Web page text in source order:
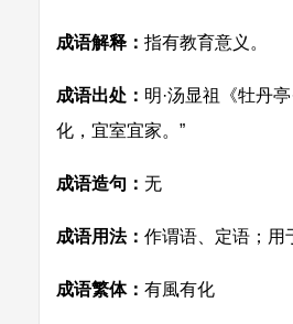
成语解释： 指有教育意义。
成语出处： 明·汤显祖《牡丹
化，宜室宜家。”
成语造句： 无
成语用法： 作谓语、定语；用
成语繁体： 有風有化